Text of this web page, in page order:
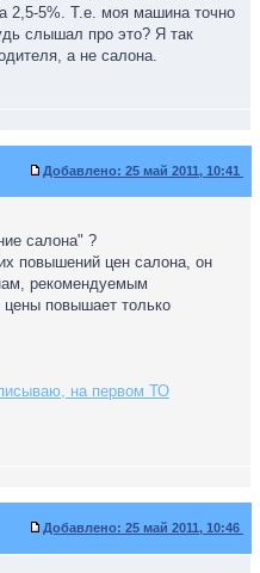
2,5-5%. Т.е. моя машина точно
слышал про это? Я так
а не салона.
Добавлено: 25 май 2011, 10:41
салона" ?
повышений цен салона, он
рекомендуемым
цены повышает только
на первом ТО
Добавлено: 25 май 2011, 10:46